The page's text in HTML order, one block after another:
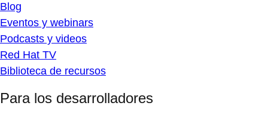
Blog
Eventos y webinars
Podcasts y videos
Red Hat TV
Biblioteca de recursos
Para los desarrolladores